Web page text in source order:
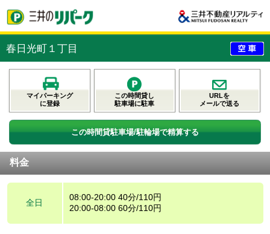
春日光町１丁目
マイパーキング
に登録
この時間貸し
駐車場に駐車
URLを
メールで送る
この時間貸駐車場/駐輪場で精算する
料金
全日
08:00-20:00 40分/110円
20:00-08:00 60分/110円